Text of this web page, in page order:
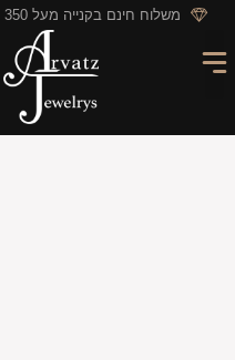
לתוכן משלוח חינם בקנייה מעל 350 ₪